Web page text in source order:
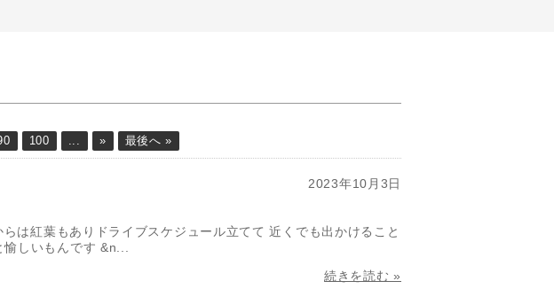
100 ... » 最後へ »
2023年10月3日
は紅葉もありドライブスケジュール立てて 近くでも出かけること
しいもんです &n...
続きを読む »